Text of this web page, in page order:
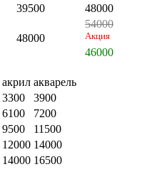
39500 48000
48000
54000
Акция
46000
акрил акварель
3300
3900
6100
7200
9500
11500
12000 14000
14000 16500